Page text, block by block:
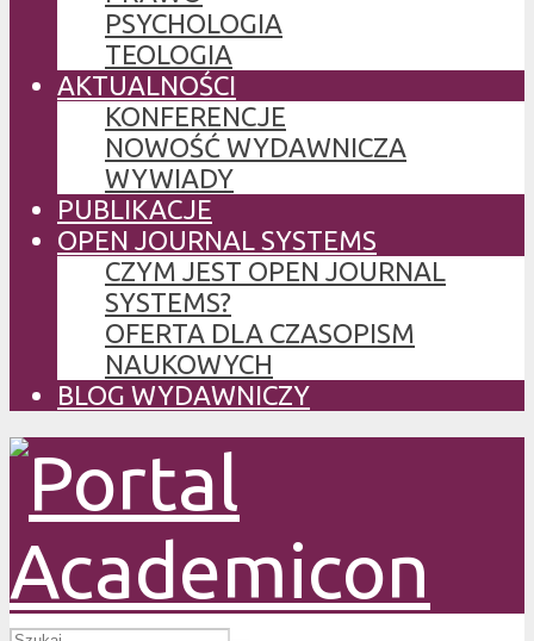
PSYCHOLOGIA
TEOLOGIA
AKTUALNOŚCI
KONFERENCJE
NOWOŚĆ WYDAWNICZA
WYWIADY
PUBLIKACJE
OPEN JOURNAL SYSTEMS
CZYM JEST OPEN JOURNAL
SYSTEMS?
OFERTA DLA CZASOPISM
NAUKOWYCH
BLOG WYDAWNICZY